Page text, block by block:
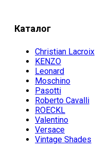
Каталог
Christian Lacroix
KENZO
Leonard
Moschino
Pasotti
Roberto Cavalli
ROECKL
Valentino
Versace
Vintage Shades